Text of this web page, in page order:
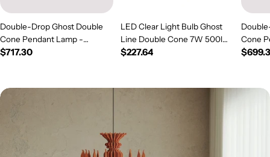
Double-Drop Ghost Double
Cone Pendant Lamp -
Brushed Titanium
Regular
$717.30
LED Clear Light Bulb Ghost
Line Double Cone 7W 500lm
E26 120V 2200K Dimmable -
Regular
$227.64
Cone
White